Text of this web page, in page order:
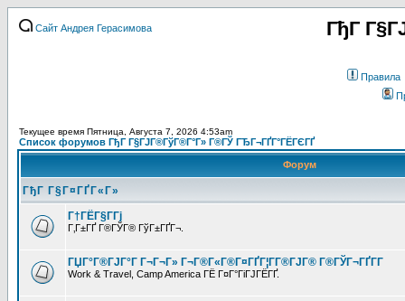
Сайт Андрея Герасимова ГђГ
Правила
Текущее время Пятница, Августа 7, 2026 4:53am
Список форумов ГђГ Г§ГЈГ®ГўГ®Г°Г» Г®ГЎ ГЂГ¬ГҐГ°ГЁГЄГҐ
Форум
ГђГ Г§Г¤ГҐГ«Г»
Г†ГЁГ§Г­Гј
Г‚Г±ГҐ Г®ГЎГ® ГўГ±ГҐГ¬.
ГЏГ°Г®ГЈГ°Г Г¬Г¬Г» Г¬Г®Г«Г®Г¤ГҐГ¦Г­Г®ГЈГ® Г®ГЎГ¬ГҐГ­Г
Work & Travel, Camp America ГЁ Г¤Г°ГіГЈГЁГҐ.